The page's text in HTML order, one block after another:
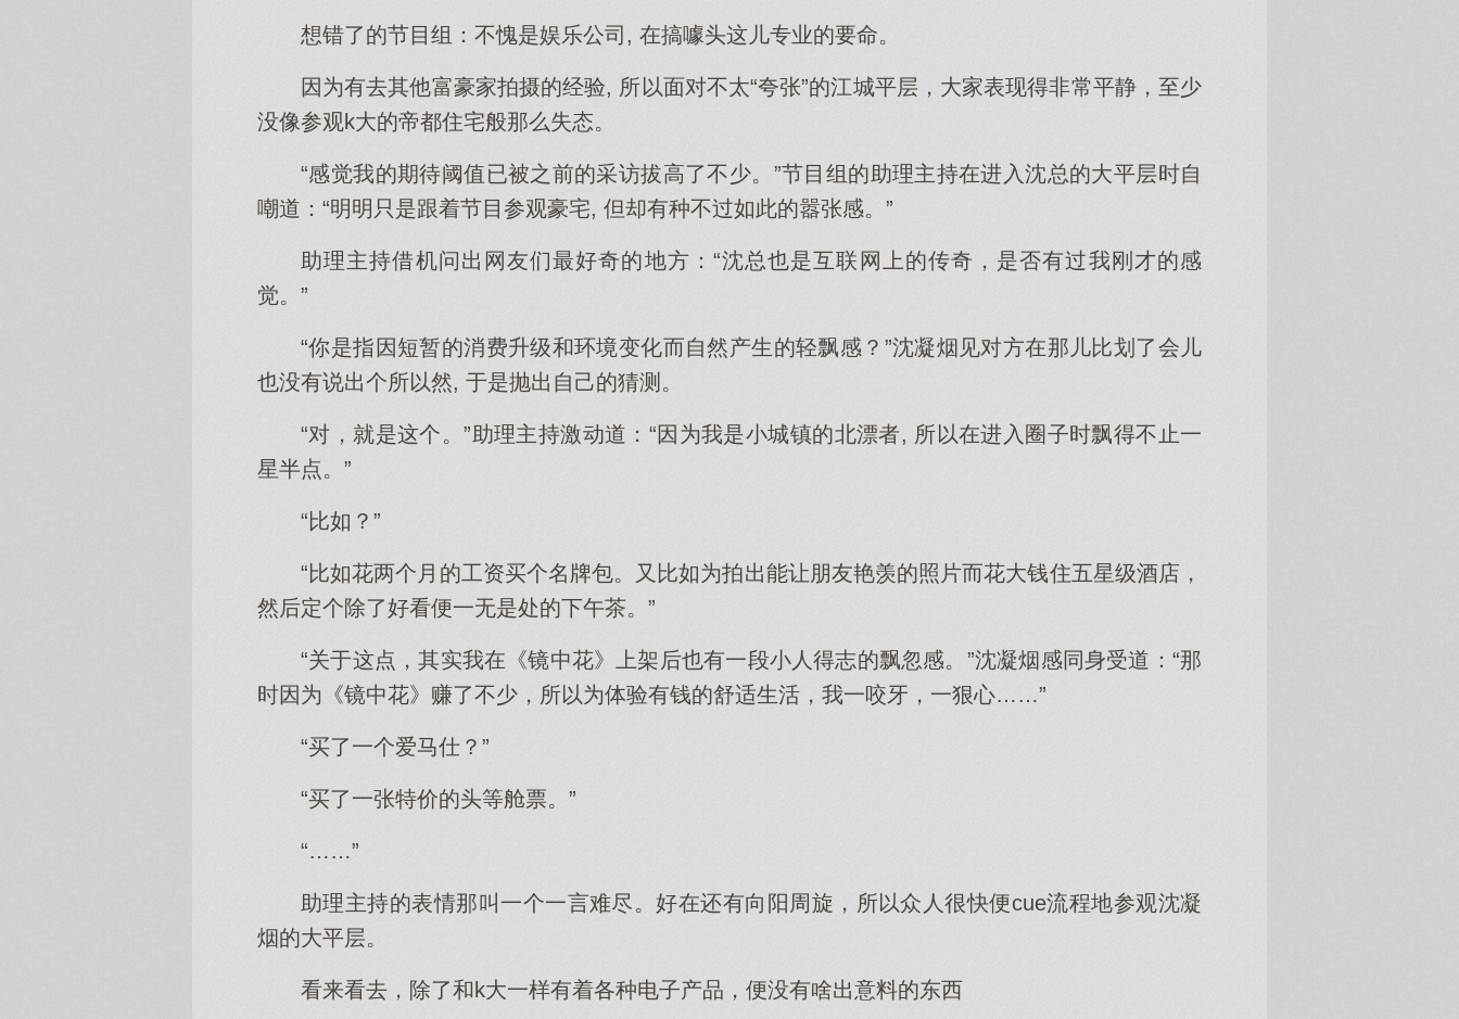
想错了的节目组：不愧是娱乐公司, 在搞噱头这儿专业的要命。
因为有去其他富豪家拍摄的经验, 所以面对不太“夸张”的江城平层，大家表现得非常平静，至少
没像参观k大的帝都住宅般那么失态。
“感觉我的期待阈值已被之前的采访拔高了不少。”节目组的助理主持在进入沈总的大平层时自
嘲道：“明明只是跟着节目参观豪宅, 但却有种不过如此的嚣张感。”
助理主持借机问出网友们最好奇的地方：“沈总也是互联网上的传奇，是否有过我刚才的感
觉。”
“你是指因短暂的消费升级和环境变化而自然产生的轻飘感？”沈凝烟见对方在那儿比划了会儿
也没有说出个所以然, 于是抛出自己的猜测。
“对，就是这个。”助理主持激动道：“因为我是小城镇的北漂者, 所以在进入圈子时飘得不止一
星半点。”
“比如？”
“比如花两个月的工资买个名牌包。又比如为拍出能让朋友艳羡的照片而花大钱住五星级酒店，
然后定个除了好看便一无是处的下午茶。”
“关于这点，其实我在《镜中花》上架后也有一段小人得志的飘忽感。”沈凝烟感同身受道：“那
时因为《镜中花》赚了不少，所以为体验有钱的舒适生活，我一咬牙，一狠心……”
“买了一个爱马仕？”
“买了一张特价的头等舱票。”
“……”
助理主持的表情那叫一个一言难尽。好在还有向阳周旋，所以众人很快便cue流程地参观沈凝
烟的大平层。
看来看去，除了和k大一样有着各种电子产品，便没有啥出意料的东西